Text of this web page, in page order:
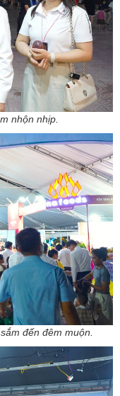
nhộn nhịp.
đến đêm muộn.